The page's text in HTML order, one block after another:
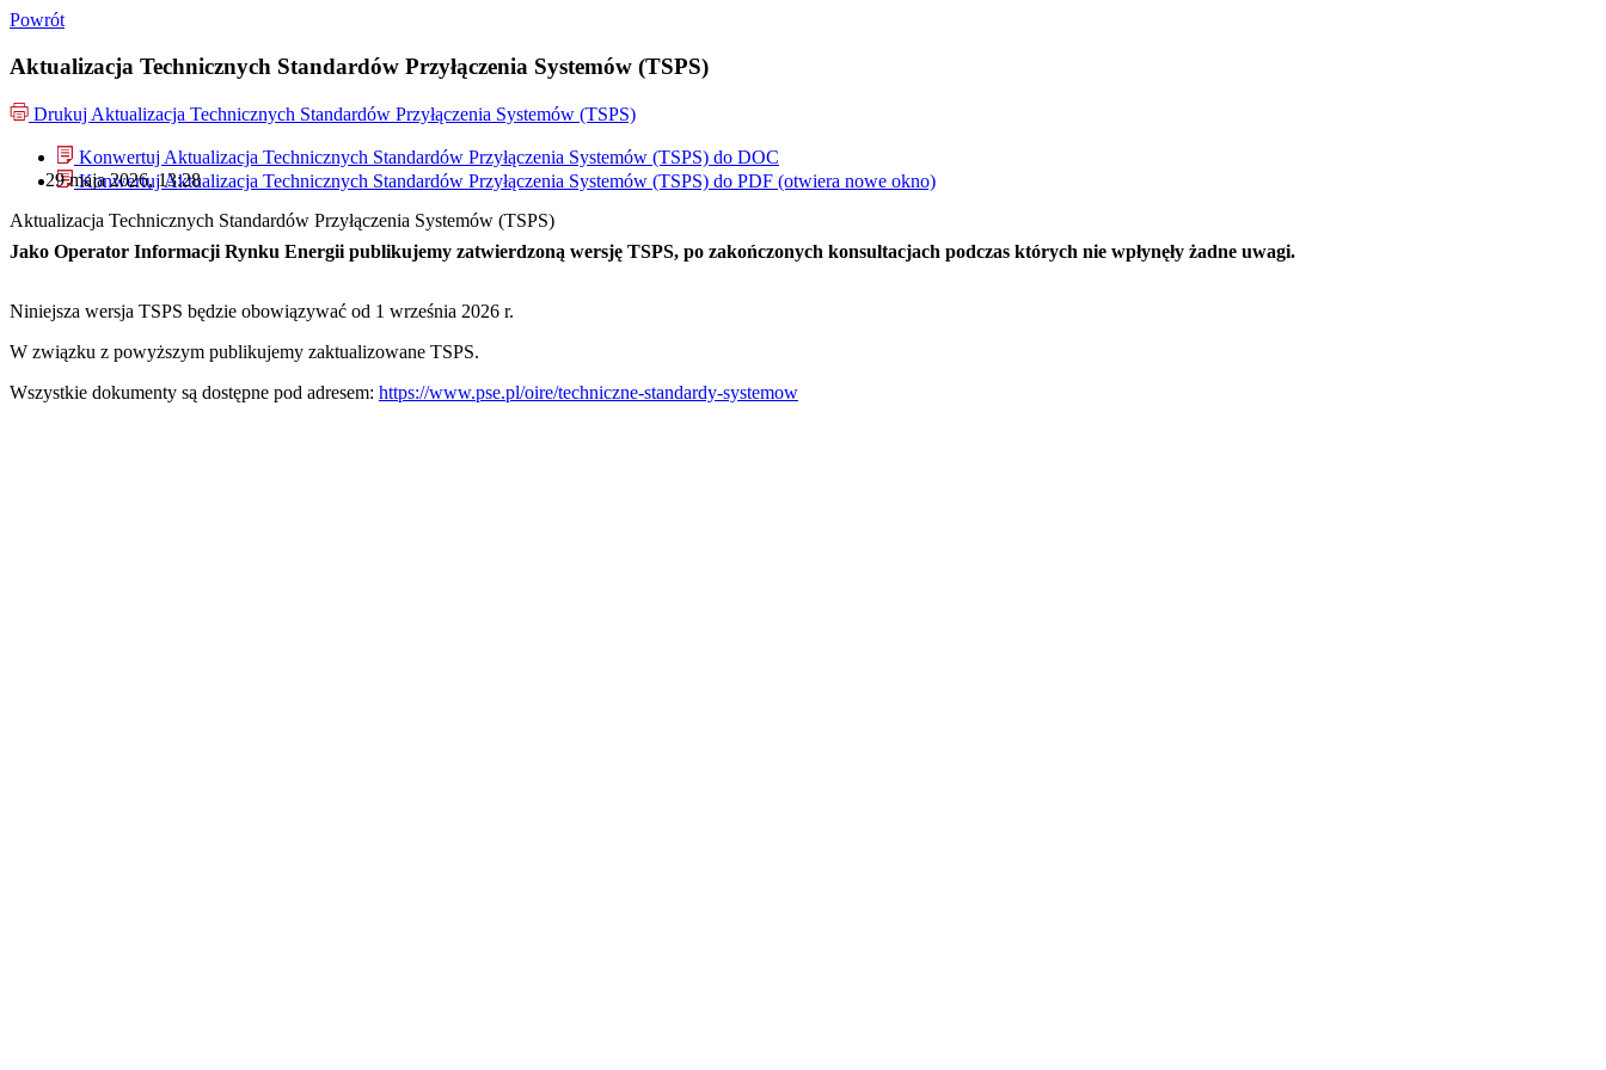
Powrót
Aktualizacja Technicznych Standardów Przyłączenia Systemów (TSPS)
Drukuj Aktualizacja Technicznych Standardów Przyłączenia Systemów (TSPS)
Konwertuj Aktualizacja Technicznych Standardów Przyłączenia Systemów (TSPS) do DOC
Konwertuj Aktualizacja Technicznych Standardów Przyłączenia Systemów (TSPS) do PDF (otwiera nowe okno)
29 maja 2026, 13:28
Aktualizacja Technicznych Standardów Przyłączenia Systemów (TSPS)
Jako Operator Informacji Rynku Energii publikujemy zatwierdzoną wersję TSPS, po zakończonych konsultacjach podczas których nie wpłynęły żadne uwagi.
Niniejsza wersja TSPS będzie obowiązywać od 1 września 2026 r.
W związku z powyższym publikujemy zaktualizowane TSPS.
Wszystkie dokumenty są dostępne pod adresem: https://www.pse.pl/oire/techniczne-standardy-systemow